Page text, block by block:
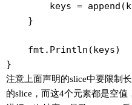
keys =
    }
    fmt.Println(keys)
}
注意上面声明的slice中要限制
的slice，而这4个元素都是空值